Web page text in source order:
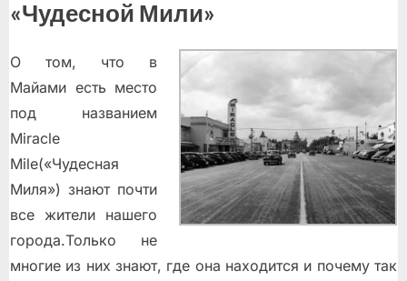
«Чудесной Мили»
О том, что в
Майами есть место
под названием
Miracle
Mile(«Чудесная
Миля») знают почти
все жители нашего
города.Только не
многие из них знают, где она находится и почему так